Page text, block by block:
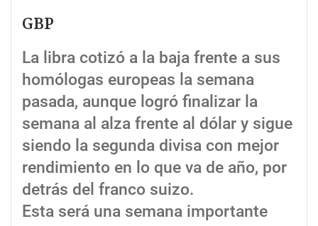
GBP
La libra cotizó a la baja frente a sus
homólogas europeas la semana
pasada, aunque logró finalizar la
semana al alza frente al dólar y sigue
siendo la segunda divisa con mejor
rendimiento en lo que va de año, por
detrás del franco suizo.
Esta será una semana importante